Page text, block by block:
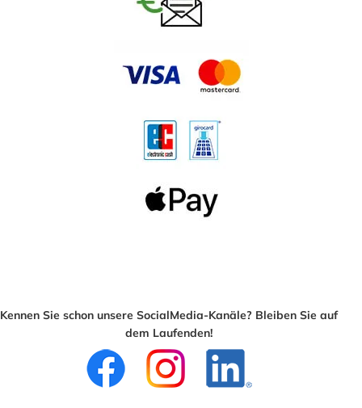
Kennen Sie schon unsere SocialMedia-Kanäle? Bleiben Sie auf
dem Laufenden!